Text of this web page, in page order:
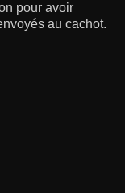
pour avoir
au cachot.